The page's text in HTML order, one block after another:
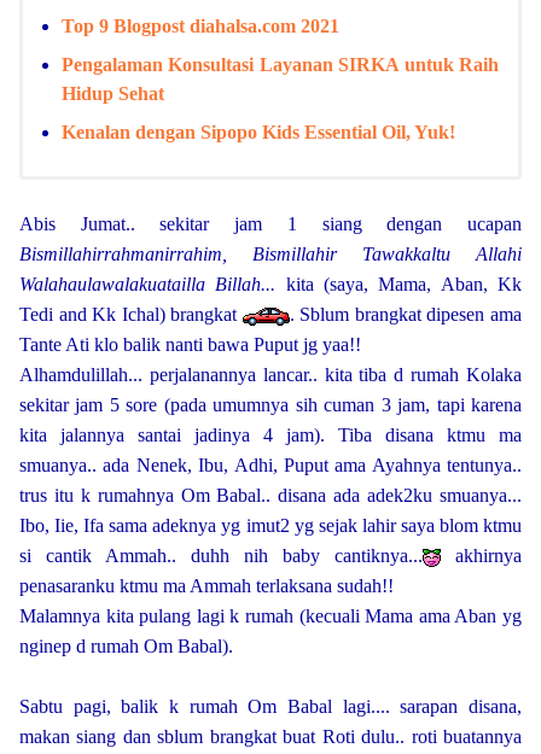
Top 9 Blogpost diahalsa.com 2021
Pengalaman Konsultasi Layanan SIRKA untuk Raih
Hidup Sehat
Kenalan dengan Sipopo Kids Essential Oil, Yuk!
Abis Jumat.. sekitar jam 1 siang dengan ucapan
Bismillahirrahmanirrahim, Bismillahir Tawakkaltu Allahi
Walahaulawalakuatailla Billah... kita (saya, Mama, Aban, Kk
Tedi andKk Ichal) brangkat
. Sblum brangkat dipesen ama
Tante Ati klo balik nanti bawa Puput jg yaa!!
Alhamdulillah... perjalanannya lancar.. kita tiba d rumah Kolaka
sekitar jam 5 sore (pada umumnya sih cuman 3 jam, tapi karena
kita jalannya santai jadinya 4 jam). Tiba disana ktmu ma
smuanya.. ada Nenek, Ibu, Adhi, Puput ama Ayahnya tentunya..
trus itu k rumahnya Om Babal.. disana ada adek2ku smuanya...
Ibo, Iie, Ifa sama adeknya yg imut2 yg sejak lahir saya blom ktmu
si cantik Ammah.. duhh nih baby cantiknya...
akhirnya
penasaranku ktmu ma Ammah terlaksana sudah!!
Malamnya kita pulang lagi k rumah (kecuali Mama ama Aban yg
nginep d rumah Om Babal).
Sabtu pagi, balik k rumah Om Babal lagi.... sarapan disana,
makan siang dan sblum brangkat buat Roti dulu.. roti buatannya